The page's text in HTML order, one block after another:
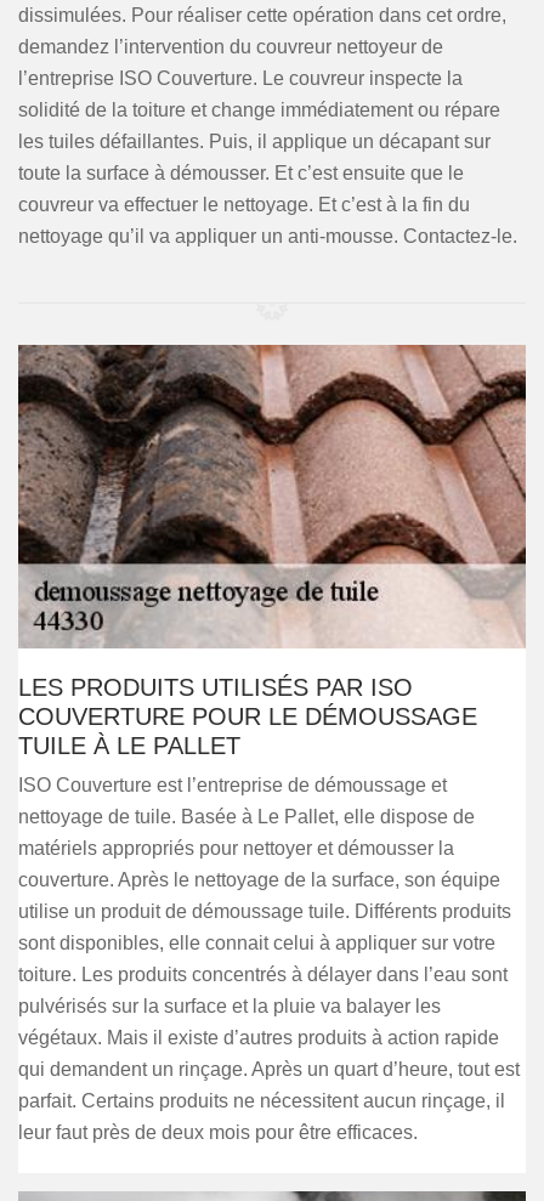
dissimulées. Pour réaliser cette opération dans cet ordre,
demandez l’intervention du couvreur nettoyeur de
l’entreprise ISO Couverture. Le couvreur inspecte la
solidité de la toiture et change immédiatement ou répare
les tuiles défaillantes. Puis, il applique un décapant sur
toute la surface à démousser. Et c’est ensuite que le
couvreur va effectuer le nettoyage. Et c’est à la fin du
nettoyage qu’il va appliquer un anti-mousse. Contactez-le.
LES PRODUITS UTILISÉS PAR ISO
COUVERTURE POUR LE DÉMOUSSAGE
TUILE À LE PALLET
ISO Couverture est l’entreprise de démoussage et
nettoyage de tuile. Basée à Le Pallet, elle dispose de
matériels appropriés pour nettoyer et démousser la
couverture. Après le nettoyage de la surface, son équipe
utilise un produit de démoussage tuile. Différents produits
sont disponibles, elle connait celui à appliquer sur votre
toiture. Les produits concentrés à délayer dans l’eau sont
pulvérisés sur la surface et la pluie va balayer les
végétaux. Mais il existe d’autres produits à action rapide
qui demandent un rinçage. Après un quart d’heure, tout est
parfait. Certains produits ne nécessitent aucun rinçage, il
leur faut près de deux mois pour être efficaces.